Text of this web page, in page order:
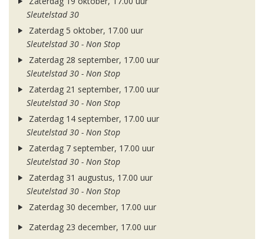
Sleutelstad 30
Zaterdag 5 oktober, 17.00 uur
Sleutelstad 30 - Non Stop
Zaterdag 28 september, 17.00 uur
Sleutelstad 30 - Non Stop
Zaterdag 21 september, 17.00 uur
Sleutelstad 30 - Non Stop
Zaterdag 14 september, 17.00 uur
Sleutelstad 30 - Non Stop
Zaterdag 7 september, 17.00 uur
Sleutelstad 30 - Non Stop
Zaterdag 31 augustus, 17.00 uur
Sleutelstad 30 - Non Stop
Zaterdag 30 december, 17.00 uur
Zaterdag 23 december, 17.00 uur